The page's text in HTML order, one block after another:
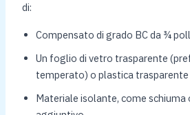
di:
Compensato di grado BC da ¾
Un foglio di vetro trasparente
temperato) o plastica trasparente
Materiale isolante, come schiuma